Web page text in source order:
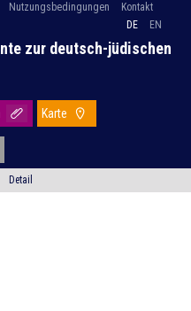
Nutzungsbedingungen
Kontakt
DE
EN
zur deutsch-jüdischen
Karte
Detail